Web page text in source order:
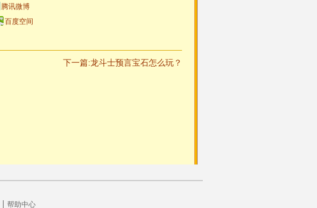
腾讯微博
百度空间
下一篇:龙斗士预言宝石怎么玩？
帮助中心